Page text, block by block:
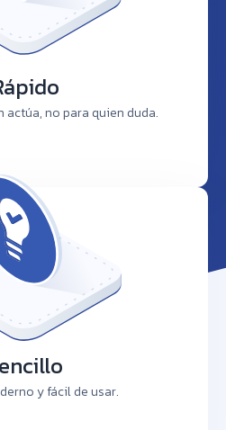
actúa, no para quien duda.
y fácil de usar.